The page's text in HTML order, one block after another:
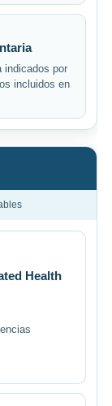
indicados por
incluidos en
Health